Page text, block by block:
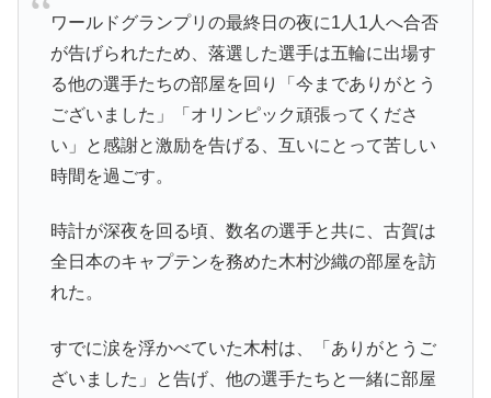
ワールドグランプリの最終日の夜に1人1人へ合否
が告げられたため、落選した選手は五輪に出場す
る他の選手たちの部屋を回り「今までありがとう
ございました」「オリンピック頑張ってくださ
い」と感謝と激励を告げる、互いにとって苦しい
時間を過ごす。
時計が深夜を回る頃、数名の選手と共に、古賀は
全日本のキャプテンを務めた木村沙織の部屋を訪
れた。
すでに涙を浮かべていた木村は、「ありがとうご
ざいました」と告げ、他の選手たちと一緒に部屋